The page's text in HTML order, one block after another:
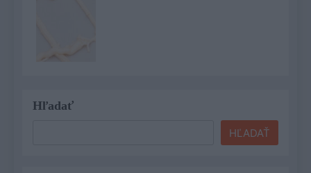
Hľadať
HĽADAŤ